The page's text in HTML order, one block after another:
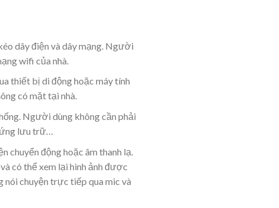
dây điện và dây mạng. Người
wifi của nhà.
thiết bị di động hoặc máy tính
có mặt tại nhà.
Người dùng không cần phải
lưu trữ…
chuyển động hoặc âm thanh lạ.
có thể xem lại hình ảnh được
nói chuyện trực tiếp qua mic và